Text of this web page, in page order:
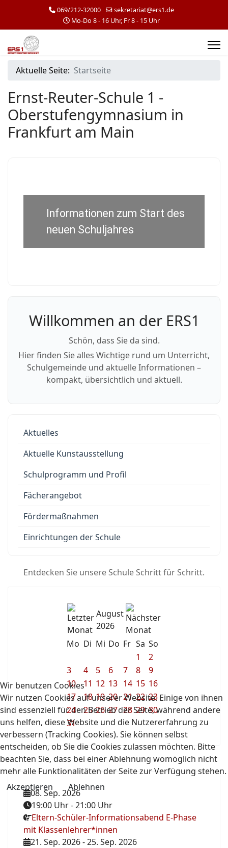
069/212-32000
sekretariat@ers1.de
Mo-Do 8 - 16 Uhr, Fr 8 - 15 Uhr
Aktuelle Seite: Startseite
Ernst-Reuter-Schule 1 -
Oberstufengymnasium in
Frankfurt am Main
Informationen zum Start des
neuen Schuljahres
Willkommen an der ERS1
Schön, dass Sie da sind.
Hier finden Sie alles Wichtige rund um Unterricht,
Schulgemeinde und aktuelle Informationen –
kompakt, übersichtlich und aktuell.
Aktuelles
Aktuelle Kunstausstellung
Schulprogramm und Profil
Fächerangebot
Fördermaßnahmen
Einrichtungen der Schule
Entdecken Sie unsere Schule Schritt für Schritt.
August
2026
Mo Di Mi Do Fr Sa So
1
2
3
4 5 6 7 8
9
10
11 12 13 14 15 16
17
18 19 20 21 22 23
24
25 26 27 28 29 30
31
08. Sep. 2026
19:00 Uhr-21:00 Uhr
Eltern-Schüler-Informationsabend E-Phase
mit Klassenlehrer*innen
21. Sep. 2026-25. Sep. 2026
Wir benutzen Cookies
Wir nutzen Cookies auf unserer Website. Einige von ihnen
sind essenziell für den Betrieb der Seite, während andere
uns helfen, diese Website und die Nutzererfahrung zu
verbessern (Tracking Cookies). Sie können selbst
entscheiden, ob Sie die Cookies zulassen möchten. Bitte
beachten Sie, dass bei einer Ablehnung womöglich nicht
mehr alle Funktionalitäten der Seite zur Verfügung stehen.
Akzeptieren
Ablehnen